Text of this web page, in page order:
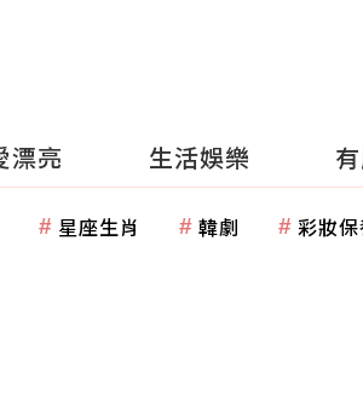
漂亮 生活娛樂
星座生肖 韓劇 彩妝保